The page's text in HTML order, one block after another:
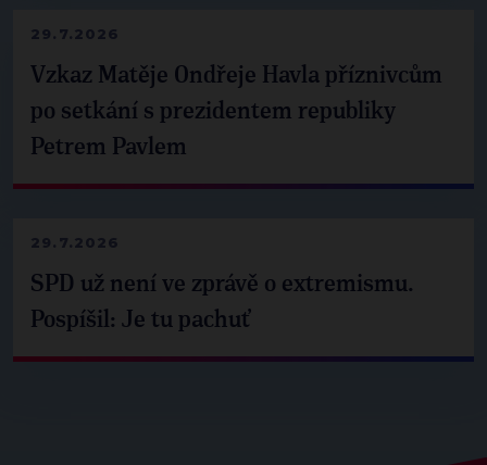
29.7.2026
Vzkaz Matěje Ondřeje Havla příznivcům
po setkání s prezidentem republiky
Petrem Pavlem
29.7.2026
SPD už není ve zprávě o extremismu.
Pospíšil: Je tu pachuť